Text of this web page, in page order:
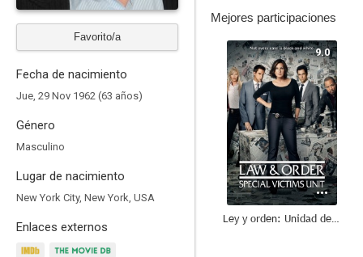
Favorito/a
Fecha de nacimiento
Jue, 29 Nov 1962 (63 años)
Género
Masculino
Lugar de nacimiento
New York City, New York, USA
Enlaces externos
Mejores participaciones
9.0
Ley y orden: Unidad de Víctimas Especiales